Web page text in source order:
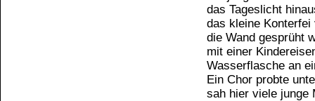
das Tageslicht
das kleine
die Wand gesprüht
mit einer
Wasserflasche an
Ein Chor probte
sah hier viele junge